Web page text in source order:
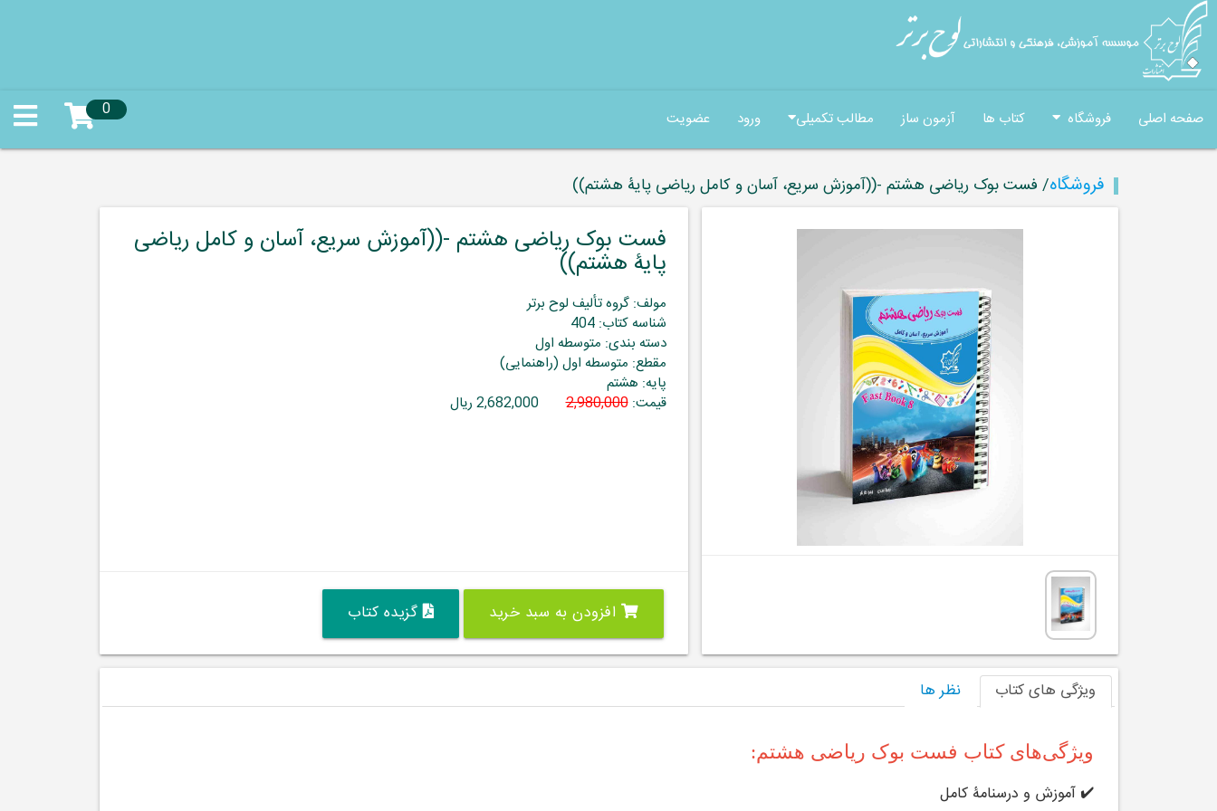
صفحه اصلی فروشگاه کتاب ها آزمون ساز مطالب تکمیلی ورود عضویت 0
فروشگاه/ فست بوک ریاضی هشتم -((آموزش سریع، آسان و کامل ریاضی پایۀ هشتم))
فست بوک ریاضی هشتم -((آموزش سریع، آسان و کامل ریاضی
پایۀ هشتم))
مولف: گروه تألیف لوح برتر
شناسه کتاب: 404
دسته بندی: متوسطه اول
مقطع: متوسطه اول (راهنمایی)
پایه: هشتم
قیمت:2,980,000 2,682,000 ریال
افزودن به سبد خرید گزیده کتاب
ویژگی های کتاب نظر ها
ویژگی‌های کتاب فست بوک ریاضی هشتم:
✔️ آموزش و درسنامۀ کامل